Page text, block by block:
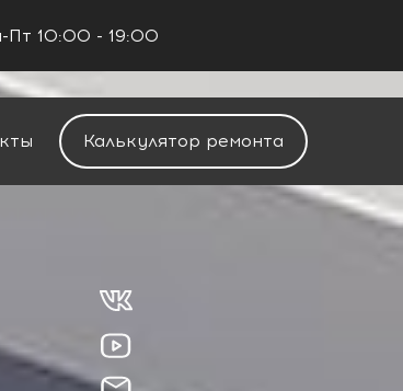
Пт 10:00 - 19:00
Калькулятор ремонта